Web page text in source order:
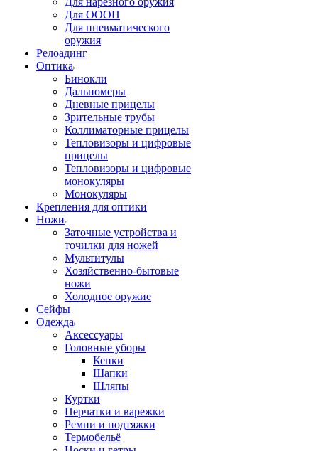
Для ОООП
Для пневматического
оружия
Релоадинг
Оптика
Бинокли
Дальномеры
Дневные прицелы
Зрительные трубы
Коллиматорные прицелы
Тепловизоры и цифровые
прицелы
Тепловизоры и цифровые
монокуляры
Монокуляры
Крепления для оптики
Ножи
Заточные устройства и
точилки для ножей
Мультитулы
Хозяйственно-бытовые
ножи
Холодное оружие
Сейфы
Одежда
Аксессуары
Головные уборы
Кепки
Шапки
Шляпы
Куртки
Перчатки и варежки
Ремни и подтяжки
Термобельё